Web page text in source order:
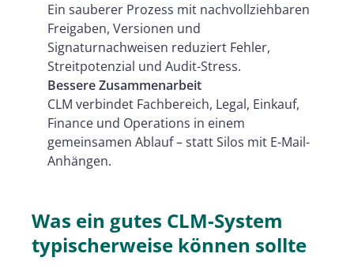
Ein sauberer Prozess mit nachvollziehbaren
Freigaben, Versionen und
Signaturnachweisen reduziert Fehler,
Streitpotenzial und Audit-Stress.
Bessere Zusammenarbeit
CLM verbindet Fachbereich, Legal, Einkauf,
Finance und Operations in einem
gemeinsamen Ablauf – statt Silos mit E-Mail-
Anhängen.
Was ein gutes CLM-System
typischerweise können sollte